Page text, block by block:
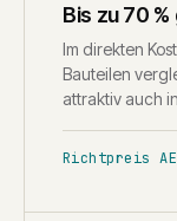
Bis zu 70
Im direkten
Bauteilen
attraktiv auch
Richtpreis